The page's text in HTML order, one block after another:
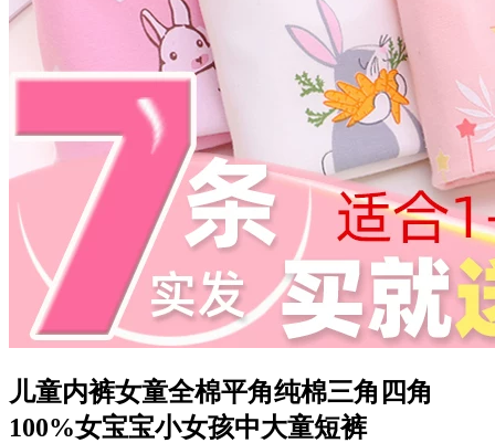
儿童内裤女童全棉平角纯棉三角四角
100%女宝宝小女孩中大童短裤